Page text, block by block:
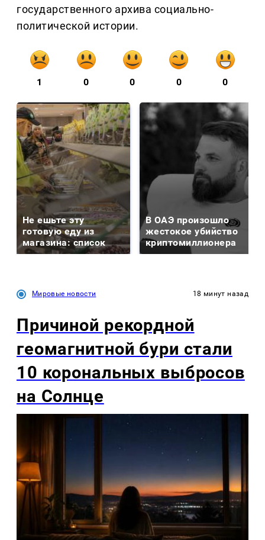
государственного архива социально-
политической истории.
1 0 0 0 0
Не ешьте эту
готовую еду из
магазина: список
В ОАЭ произошло
жестокое убийство
криптомиллионера
Мировые новости 18 минут назад
Причиной рекордной
геомагнитной бури стали
10 корональных выбросов
на Солнце